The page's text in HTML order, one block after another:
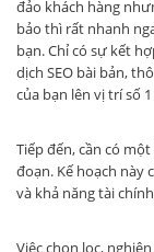
đảo khách hàng
bảo thì rất nhanh
bạn. Chỉ có sự kết
dịch SEO bài bản,
của bạn lên vị trí số
Tiếp đến, cần có
đoạn. Kế hoạch này
và khả năng tài